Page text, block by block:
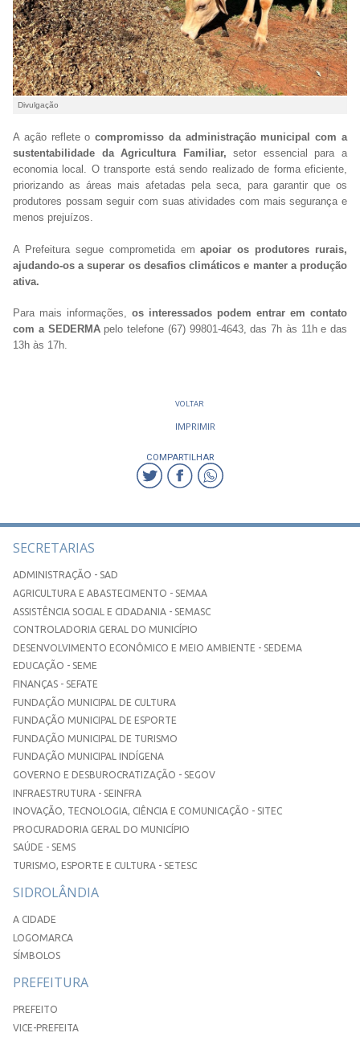
Divulgação
A ação reflete ocompromisso da administração municipal com a
sustentabilidade da Agricultura Familiar, setor essencial para a
economia local. O transporte está sendo realizado de forma eficiente,
priorizando as áreas mais afetadas pela seca, para garantir que os
produtores possam seguir com suas atividades com mais segurança e
menos prejuízos.
A Prefeitura segue comprometida emapoiar os produtores rurais,
ajudando-os a superar os desafios climáticos e manter a produção
ativa.
Para mais informações, os interessados podem entrar em contato
com a SEDERMApelo telefone (67) 99801-4643, das 7h às 11h e das
13h às 17h.
VOLTAR
IMPRIMIR
COMPARTILHAR
SECRETARIAS
ADMINISTRAÇÃO - SAD
AGRICULTURA E ABASTECIMENTO - SEMAA
ASSISTÊNCIA SOCIAL E CIDADANIA - SEMASC
CONTROLADORIA GERAL DO MUNICÍPIO
DESENVOLVIMENTO ECONÔMICO E MEIO AMBIENTE - SEDEMA
EDUCAÇÃO - SEME
FINANÇAS - SEFATE
FUNDAÇÃO MUNICIPAL DE CULTURA
FUNDAÇÃO MUNICIPAL DE ESPORTE
FUNDAÇÃO MUNICIPAL DE TURISMO
FUNDAÇÃO MUNICIPAL INDÍGENA
GOVERNO E DESBUROCRATIZAÇÃO - SEGOV
INFRAESTRUTURA - SEINFRA
INOVAÇÃO, TECNOLOGIA, CIÊNCIA E COMUNICAÇÃO - SITEC
PROCURADORIA GERAL DO MUNICÍPIO
SAÚDE - SEMS
TURISMO, ESPORTE E CULTURA - SETESC
SIDROLÂNDIA
A CIDADE
LOGOMARCA
SÍMBOLOS
PREFEITURA
PREFEITO
VICE-PREFEITA